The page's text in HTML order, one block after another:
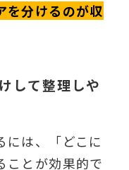
を分けるのが収
して整理しや
には、「どこに
ことが効果的で